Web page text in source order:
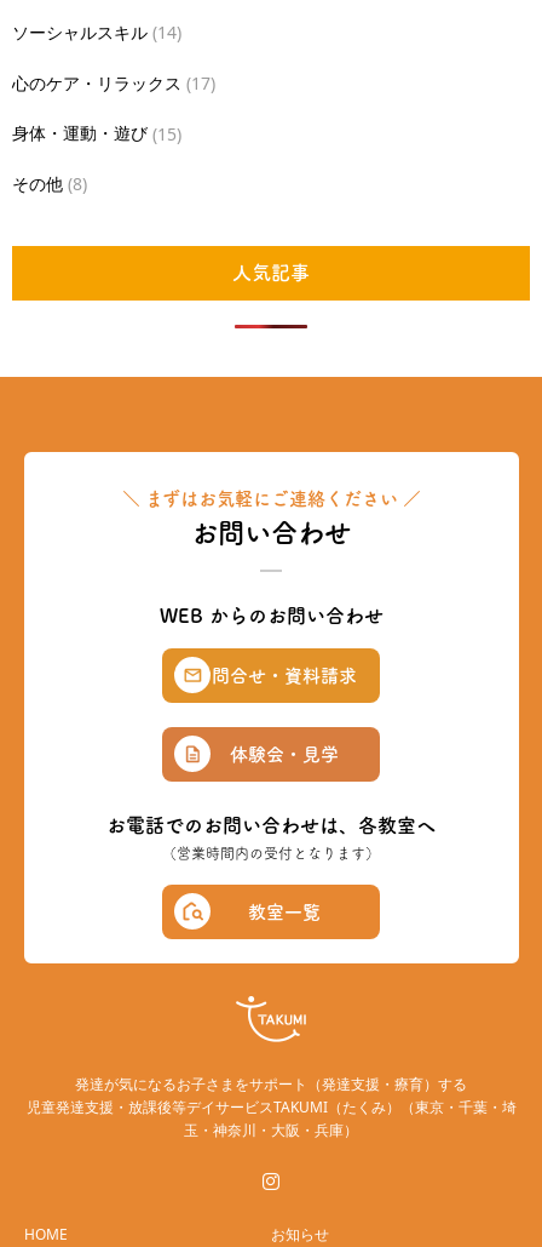
ソーシャルスキル (14)
心のケア・リラックス (17)
身体・運動・遊び (15)
その他 (8)
人気記事
＼ まずはお気軽にご連絡ください ／
お問い合わせ
WEB からのお問い合わせ
問合せ・資料請求
体験会・見学
お電話でのお問い合わせは、各教室へ
（営業時間内の受付となります）
教室一覧
発達が気になるお子さまをサポート（発達支援・療育）する
児童発達支援・放課後等デイサービスTAKUMI（たくみ）（東京・千葉・埼
玉・神奈川・大阪・兵庫）
HOME お知らせ